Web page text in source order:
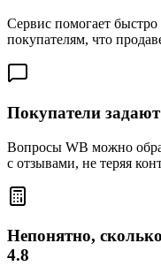
Сервис помогает быстро
покупателям, что
Покупатели
Вопросы WB можно
с отзывами, не теряя
Непонятно,
4.8